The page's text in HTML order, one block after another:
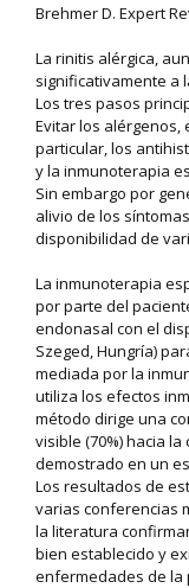
Brehmer D. Expert
La rinitis alérgica,
significativamente a
Los tres pasos
Evitar los alérgenos,
particular, los
y la inmunoterapia
Sin embargo por
alivio de los
disponibilidad de
La inmunoterapia
por parte del
endonasal con el
Szeged, Hungría)
mediada por la
utiliza los efectos
método dirige una
visible (70%) hacia
demostrado en un
Los resultados de
varias conferencias
la literatura
bien establecido y
enfermedades de la